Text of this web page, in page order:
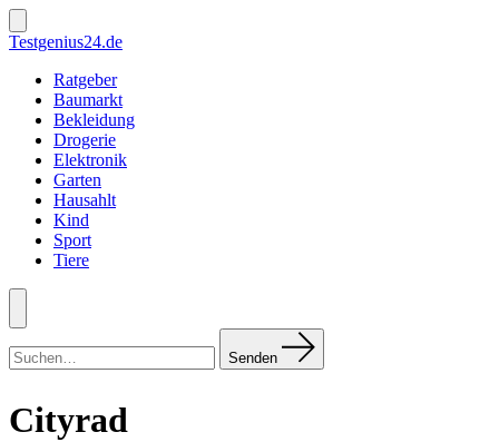
Zum
Inhalt
springen
Suche
ein-/ausblenden
Testgenius24.de
Ratgeber
Baumarkt
Bekleidung
Drogerie
Elektronik
Garten
Hausahlt
Kind
Sport
Tiere
Menü
nach:
Senden
Cityrad